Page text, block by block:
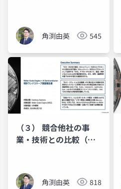
角渕由英 545
（３） 競合他社の事
業・技術との比較（特
角渕由英 818